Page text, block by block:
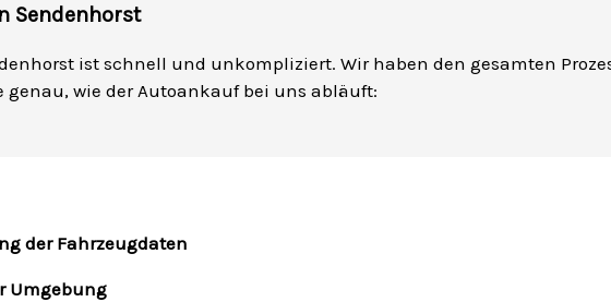
Sendenhorst
ist schnell und unkompliziert. Wir haben den gesamten
wie der Autoankauf bei uns abläuft:
der Fahrzeugdaten
Umgebung